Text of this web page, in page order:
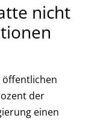
nicht
öffentlichen
der
einen